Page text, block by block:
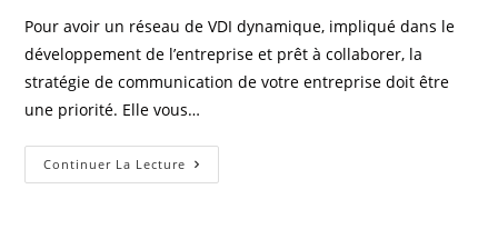
Pour avoir un réseau de VDI dynamique, impliqué dans le
développement de l’entreprise et prêt à collaborer, la
stratégie de communication de votre entreprise doit être
une priorité. Elle vous…
Continuer La Lecture